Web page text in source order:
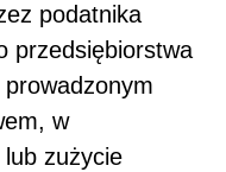
podatnika
przedsiębiorstwa
w
zużycie